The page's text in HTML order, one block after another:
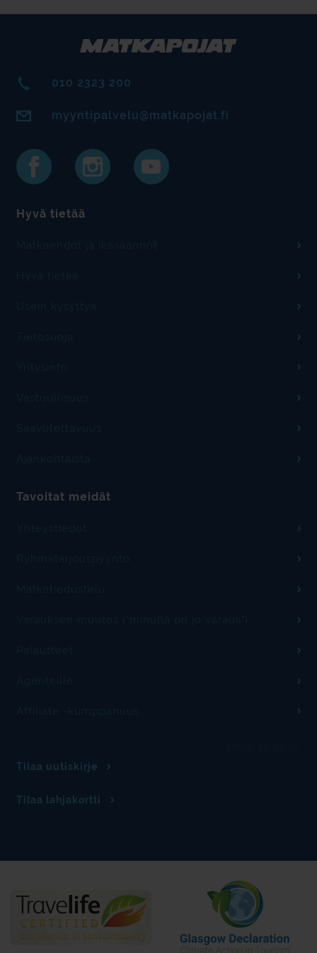
010 2323 200
myyntipalvelu@matkapojat.fi
Hyvä tietää
Tilaa uutiskirje
Tilaa lahjakortti
Tavoitat meidät